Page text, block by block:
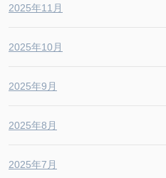
2025年11月
2025年10月
2025年9月
2025年8月
2025年7月